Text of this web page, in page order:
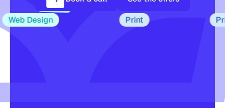
Design
Print Print